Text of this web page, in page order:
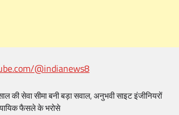
@indianews8
की सेवा सीमा बनी बड़ा सवाल, अनुभवी साइट इंजीनियरों
फैसले के भरोसे